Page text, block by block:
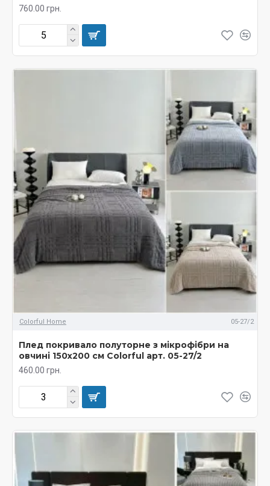
760.00 грн.
Colorful Home 05-27/2
Плед покривало полуторне з мікрофібри на
овчині 150х200 см Colorful арт. 05-27/2
460.00 грн.